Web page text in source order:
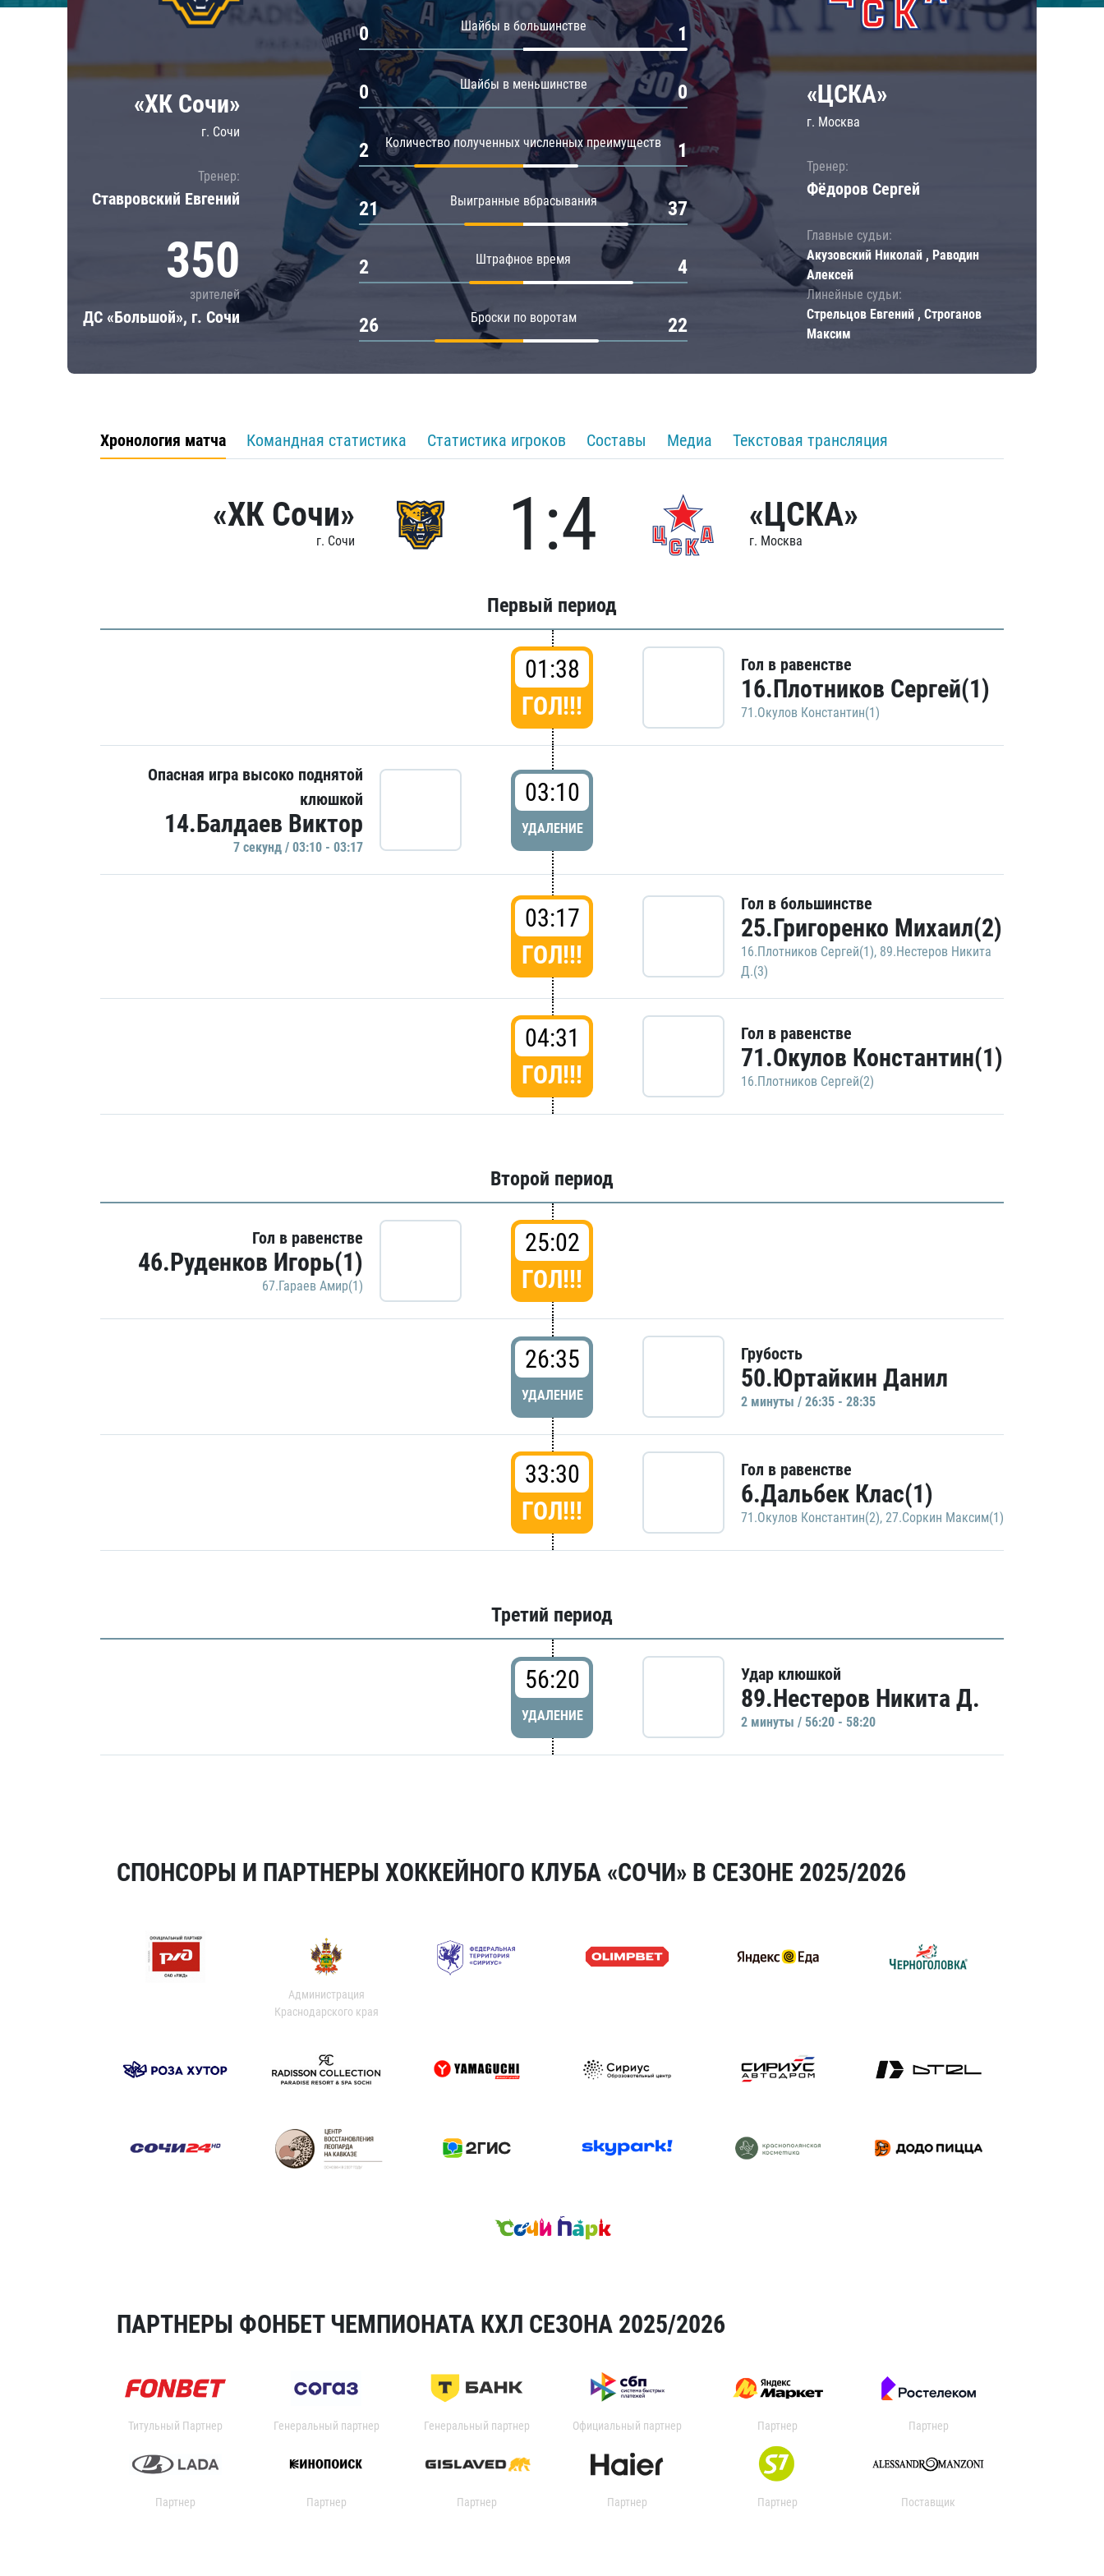
Локомотив
ЦСКА
Шанхайские Драконы
Амур
Барыс
Салават Юлаев
«ХК Сочи»
г. Сочи
Тренер:
Ставровский Евгений
350
зрителей
ДС «Большой», г. Сочи
Шайбы в большинстве
0 1
Шайбы в меньшинстве
0 0
Количество полученных численных преимуществ
2 1
Выигранные вбрасывания
21 37
Штрафное время
2 4
Броски по воротам
26 22
«ЦСКА»
г. Москва
Тренер:
Фёдоров Сергей
Главные судьи:
Акузовский Николай , Раводин
Алексей
Линейные судьи:
Стрельцов Евгений , Строганов
Максим
Хронология матча Командная статистика Статистика игроков Составы Медиа Текстовая трансляция
«ХК Сочи»
г. Сочи 1:4 «ЦСКА»
г. Москва
Первый период
01:38
ГОЛ!!!
Гол в равенстве
16.Плотников Сергей(1)
71.Окулов Константин(1)
Опасная игра высоко поднятой
клюшкой
14.Балдаев Виктор
7 секунд / 03:10 - 03:17
03:10
УДАЛЕНИЕ
03:17
ГОЛ!!!
Гол в большинстве
25.Григоренко Михаил(2)
16.Плотников Сергей(1), 89.Нестеров Никита
Д.(3)
04:31
ГОЛ!!!
Гол в равенстве
71.Окулов Константин(1)
16.Плотников Сергей(2)
Второй период
Гол в равенстве
46.Руденков Игорь(1)
67.Гараев Амир(1)
25:02
ГОЛ!!!
26:35
УДАЛЕНИЕ
Грубость
50.Юртайкин Данил
2 минуты / 26:35 - 28:35
33:30
ГОЛ!!!
Гол в равенстве
6.Дальбек Клас(1)
71.Окулов Константин(2), 27.Соркин Максим(1)
Третий период
56:20
УДАЛЕНИЕ
Удар клюшкой
89.Нестеров Никита Д.
2 минуты / 56:20 - 58:20
СПОНСОРЫ И ПАРТНЕРЫ ХОККЕЙНОГО КЛУБА «СОЧИ» В СЕЗОНЕ 2025/2026
Администрация
Краснодарского края
ПАРТНЕРЫ ФОНБЕТ ЧЕМПИОНАТА КХЛ СЕЗОНА 2025/2026
Титульный Партнер Генеральный партнер Генеральный партнер Официальный партнер Партнер Партнер
Партнер Партнер Партнер Партнер Партнер Поставщик